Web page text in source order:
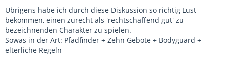
Übrigens habe ich durch diese Diskussion so richtig Lust
bekommen, einen zurecht als 'rechtschaffend gut' zu
bezeichnenden Charakter zu spielen.
Sowas in der Art: Pfadfinder + Zehn Gebote + Bodyguard +
elterliche Regeln